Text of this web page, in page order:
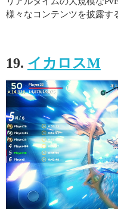
様々なコンテンツを披露す
19. イカロスM